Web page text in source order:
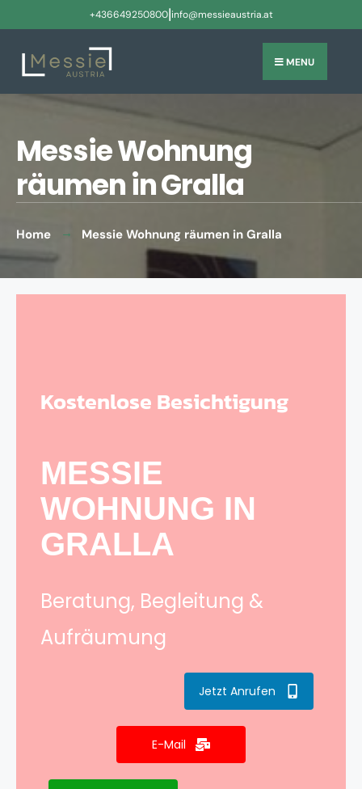
+436649250800|info@messieaustria.at
MENU
Messie Wohnung
räumen in Gralla
Home Messie Wohnung räumen in Gralla
Kostenlose Besichtigung
MESSIE
WOHNUNG IN
GRALLA
Beratung, Begleitung &
Aufräumung
Jetzt Anrufen
E-Mail